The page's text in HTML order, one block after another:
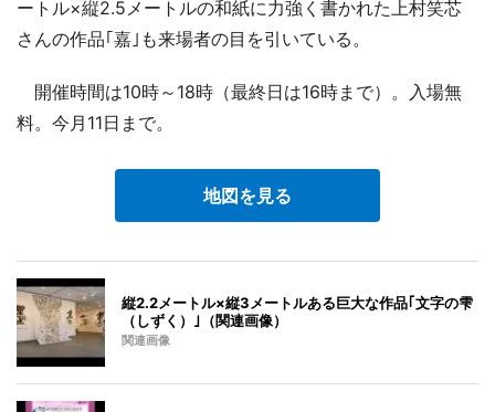
ートル×縦2.5メートルの和紙に力強く書かれた上村笑芯
さんの作品｢嘉｣も来場者の目を引いている。
開催時間は10時～18時（最終日は16時まで）。入場無
料。今月11日まで。
地図を見る
縦2.2メートル×縦3メートルある巨大な作品｢文字の雫
（しずく）｣（関連画像）
関連画像